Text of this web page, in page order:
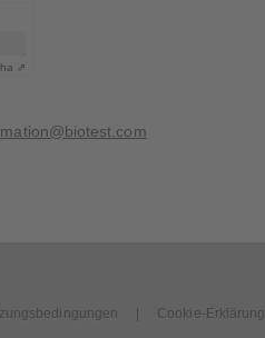
⇗
Cookie-Erklärung